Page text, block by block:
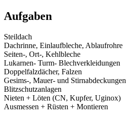
Aufgaben
Steildach
Dachrinne, Einlaufbleche, Ablaufrohre
Seiten-, Ort-, Kehlbleche
Lukarnen- Turm- Blechverkleidungen
Doppelfalzdächer, Falzen
Gesims-, Mauer- und Stirnabdeckungen
Blitzschutzanlagen
Nieten + Löten (CN, Kupfer, Uginox)
Ausmessen + Rüsten + Montieren